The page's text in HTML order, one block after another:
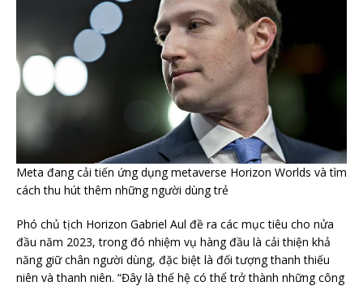
Meta đang cải tiến ứng dụng metaverse Horizon Worlds và tìm
cách thu hút thêm những người dùng trẻ
Phó chủ tịch Horizon Gabriel Aul đề ra các mục tiêu cho nửa
đầu năm 2023, trong đó nhiệm vụ hàng đầu là cải thiện khả
năng giữ chân người dùng, đặc biệt là đối tượng thanh thiếu
niên và thanh niên. “Đây là thế hệ có thể trở thành những công